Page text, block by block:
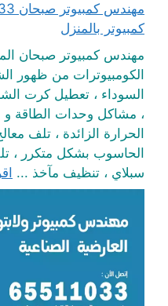
كمبيوتر بالمنزل
مهندس كمبيوتر صبحان
الكومبيوترات من ظهور
السوداء ، تعطيل كرت
، مشاكل وحدات الطاقة و
الحرارة الزائدة ، تلف
الحاسوب بشكل متكرر ،
سبلاي ، تنظيف مآخذ ...